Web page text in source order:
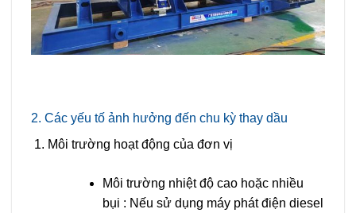
2. Các yếu tố ảnh hưởng đến chu kỳ thay dầu
Môi trường hoạt động của đơn vị
Môi trường nhiệt độ cao hoặc nhiều
bụi : Nếu sử dụng máy phát điện diesel